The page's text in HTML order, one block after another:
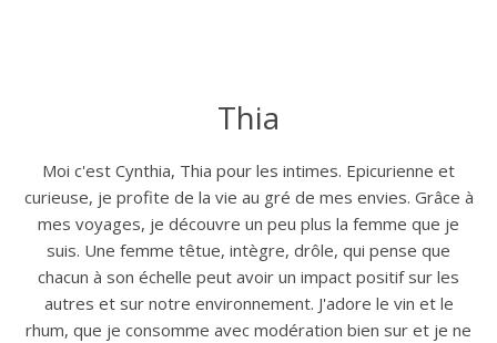
Thia
Moi c'est Cynthia, Thia pour les intimes. Epicurienne et
curieuse, je profite de la vie au gré de mes envies. Grâce à
mes voyages, je découvre un peu plus la femme que je
suis. Une femme têtue, intègre, drôle, qui pense que
chacun à son échelle peut avoir un impact positif sur les
autres et sur notre environnement. J'adore le vin et le
rhum, que je consomme avec modération bien sur et je ne